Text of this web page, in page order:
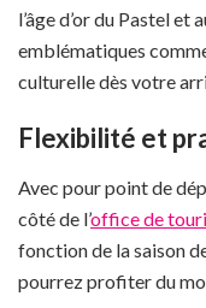
l’âge d’or du Pastel et
emblématiques
culturelle dès votre
Flexibilité et
Avec pour point de
côté de l’office de
fonction de la saison
pourrez profiter du